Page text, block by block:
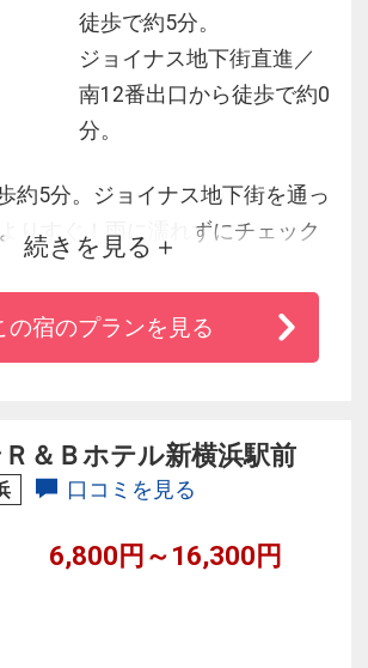
徒歩で約5分。
ジョイナス地下街直進／
南12番出口から徒歩で約0
分。
約5分。ジョイナス地下街を通っ
りすぐ！雨に濡れずにチェック
駐車場完備！
前、チェックアウト後のお荷物
お預かりいたします。
続きを見る
の宿のプランを見る
＆Ｂホテル新横浜駅前
口コミを見る
6,800円～16,300円